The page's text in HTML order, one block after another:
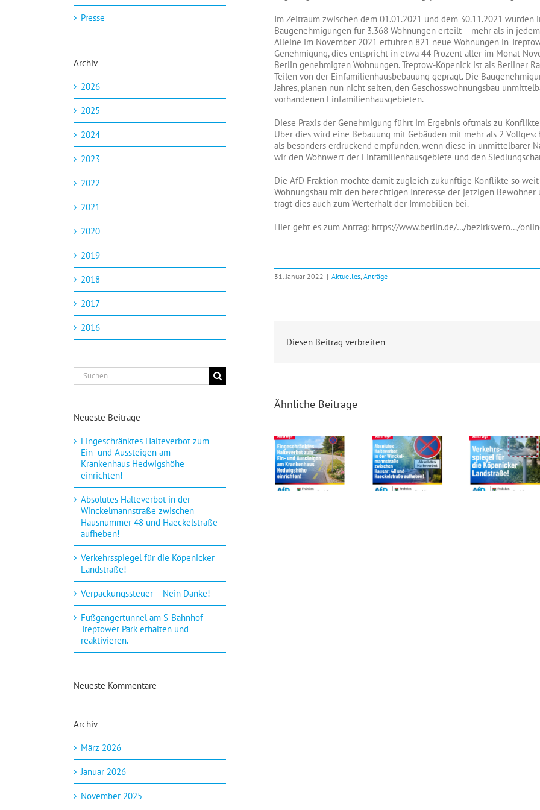
Im Zeitraum zwischen dem 01.01.2021 und dem 30.11.2021 wurden
Baugenehmigungen für 3.368 Wohnungen erteilt – mehr als in
Alleine im November 2021 erfuhren 821 neue Wohnungen in
Genehmigung, dies entspricht in etwa 44 Prozent aller im Monat
Berlin genehmigten Wohnungen. Treptow-Köpenick ist als Berliner
Teilen von der Einfamilienhausbebauung geprägt. Die
Jahres, planen nun nicht selten, den Geschosswohnungsbau
vorhandenen Einfamilienhausgebieten.
Diese Praxis der Genehmigung führt im Ergebnis oftmals zu
Über dies wird eine Bebauung mit Gebäuden mit mehr als 2
als besonders erdrückend empfunden, wenn diese in unmittelbarer
wir den Wohnwert der Einfamilienhausgebiete und den
Die AfD Fraktion möchte damit zugleich zukünftige Konflikte so
Wohnungsbau mit den berechtigen Interesse der jetzigen
trägt dies auch zum Werterhalt der Immobilien bei.
Hier geht es zum Antrag: https://www.berlin.de/…/bezirksvero…/
31. Januar 2022 | Aktuelles, Anträge
Diesen Beitrag verbreiten
Ähnliche Beiträge
Presse
Archiv
2026
2025
2024
2023
2022
2021
2020
2019
2018
2017
2016
Suche
nach:
Neueste Beiträge
Eingeschränktes Halteverbot zum
Ein- und Aussteigen am
Krankenhaus Hedwigshöhe
einrichten!
Absolutes Halteverbot in der
Winckelmannstraße zwischen
Hausnummer 48 und Haeckelstraße
aufheben!
Verkehrsspiegel für die Köpenicker
Landstraße!
Verpackungssteuer – Nein Danke!
Fußgängertunnel am S-Bahnhof
Treptower Park erhalten und
reaktivieren.
Neueste Kommentare
Archiv
März 2026
Januar 2026
November 2025